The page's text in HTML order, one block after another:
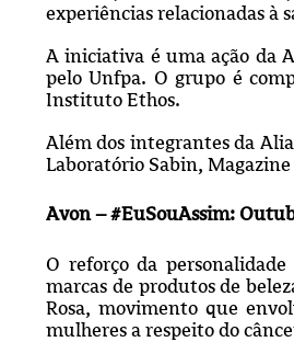
experiências relacionadas à
A iniciativa é uma ação da
pelo Unfpa. O grupo é
Instituto Ethos.
Além dos integrantes da
Laboratório Sabin,
Avon – #EuSouAssim:
O reforço da
marcas de produtos de
Rosa, movimento que
mulheres a respeito do